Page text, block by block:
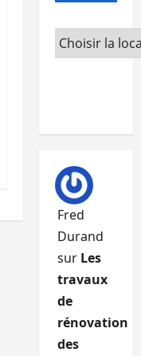
Fred
Durand
sur Les
travaux
de
rénovation
des